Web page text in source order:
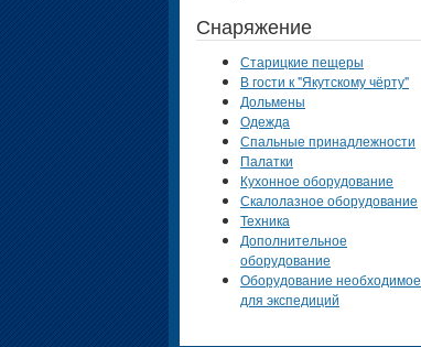
Снаряжение
Старицкие пещеры
В гости к "Якутскому чёрту"
Дольмены
Одежда
Спальные принадлежности
Палатки
Кухонное оборудование
Скалолазное оборудование
Техника
Дополнительное
оборудование
Оборудование необходимое
для экспедиций